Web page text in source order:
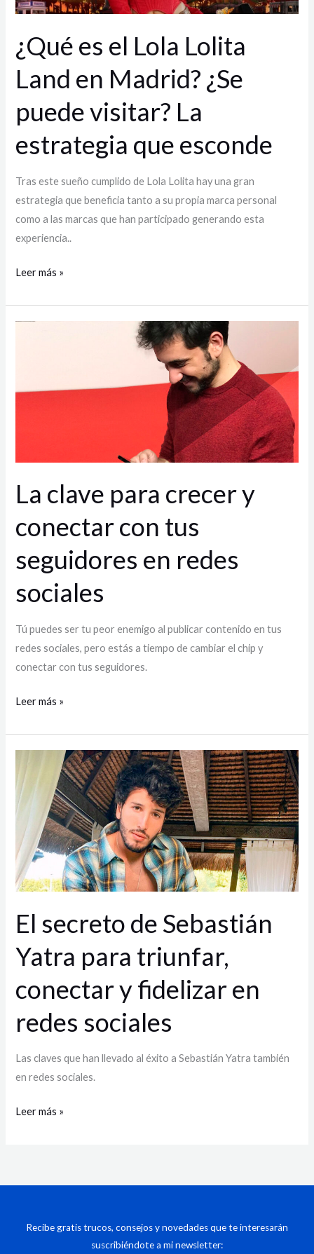
¿Qué es el Lola Lolita
Land en Madrid? ¿Se
puede visitar? La
estrategia que esconde
Tras este sueño cumplido de Lola Lolita hay una gran
estrategia que beneficia tanto a su propia marca personal
como a las marcas que han participado generando esta
experiencia..
¿Se
visitar?
La
estrategia
que
esconde
Leer más »
La clave para crecer y
conectar con tus
seguidores en redes
sociales
Tú puedes ser tu peor enemigo al publicar contenido en tus
redes sociales, pero estás a tiempo de cambiar el chip y
conectar con tus seguidores.
tus
en
sociales
Leer más »
El secreto de Sebastián
Yatra para triunfar,
conectar y fidelizar en
redes sociales
Las claves que han llevado al éxito a Sebastián Yatra también
en redes sociales.
secreto
de
Sebastián
Yatra
para
triunfar,
conectar
fidelizar
en
redes
sociales
Leer más »
Recibe gratis trucos, consejos y novedades que te interesarán
suscribiéndote a mi newsletter: